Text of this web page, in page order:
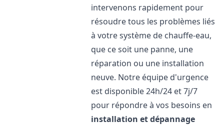
intervenons rapidement pour
résoudre tous les problèmes liés
à votre système de chauffe-eau,
que ce soit une panne, une
réparation ou une installation
neuve. Notre équipe d'urgence
est disponible 24h/24 et 7j/7
pour répondre à vos besoins en
installation et dépannage